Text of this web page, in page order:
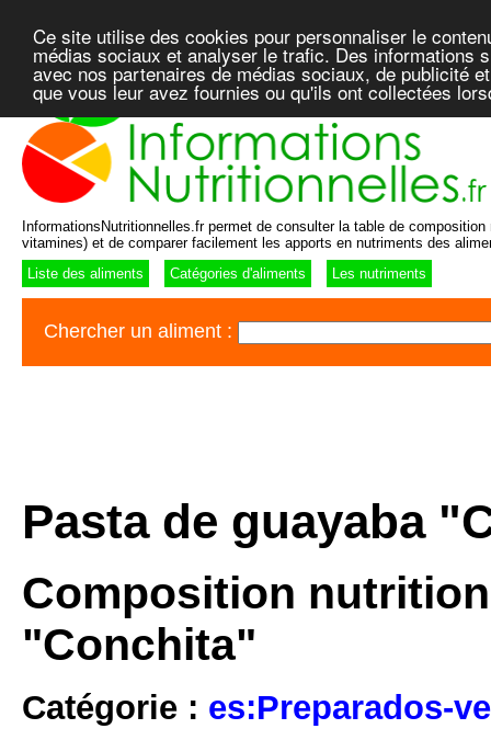
Ce site utilise des cookies pour personnaliser le
médias sociaux et analyser le trafic. Des informations
avec nos partenaires de médias sociaux, de publicité
que vous leur avez fournies ou qu'ils ont collectées
InformationsNutritionnelles.fr permet de consulter la table de
vitamines) et de comparer facilement les apports en nutriments des
Liste des aliments
Catégories d'aliments Les nutriments
Chercher un aliment :
Pasta de guayaba
Composition
"Conchita"
Catégorie : es:Preparados-